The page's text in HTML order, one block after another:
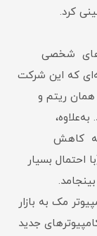
کرد.
شخصی
که این شرکت
همان ریتم و
به کاهش
احتمال بسیار
حدود ۱۵ میلیون کامپیوتر مک به بازار
جدید